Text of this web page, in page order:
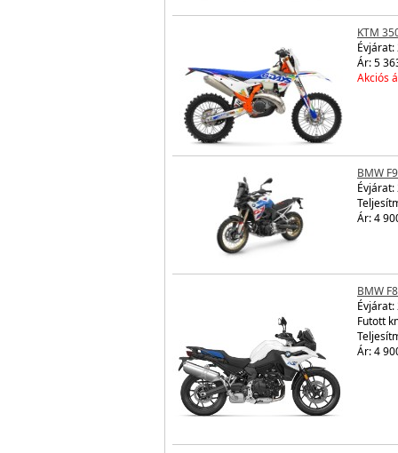
KTM
Évjárat:
Ár: 5
Akciós
BMW
Évjárat:
Ár: 4
BMW
Évjárat:
Futott
Ár: 4